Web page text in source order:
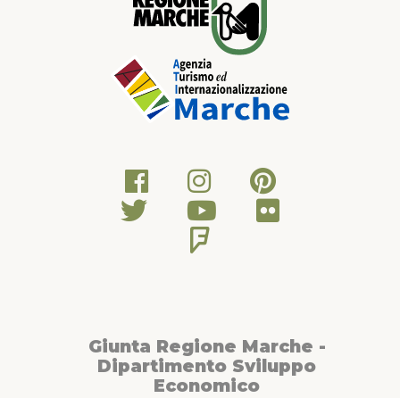
Giunta Regione Marche -
Dipartimento Sviluppo
Economico